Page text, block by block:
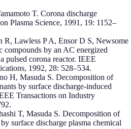
T. Corona discharge
Plasma Science, 1991, 19: 1152–
R, Lawless P A, Ensor D S, Newsome
by an AC energized
pulsed corona reactor. IEEE
1992, 28: 528–534.
H, Masuda S. Decomposition of
by surface discharge-induced
Transactions on Industry
T, Masuda S. Decomposition of
surface discharge plasma chemical